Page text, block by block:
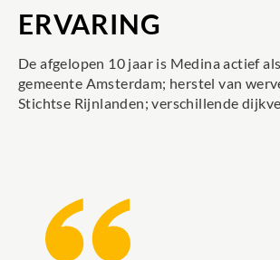
ERVARING
De afgelopen 10 jaar is Medina actief
gemeente Amsterdam; herstel van
Stichtse Rijnlanden; verschillende